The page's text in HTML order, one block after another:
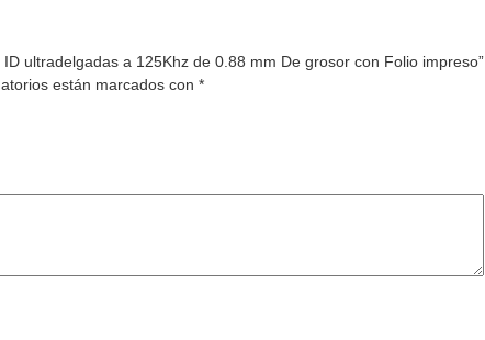
ultradelgadas a 125Khz de 0.88 mm De grosor con Folio impreso”
están marcados con *